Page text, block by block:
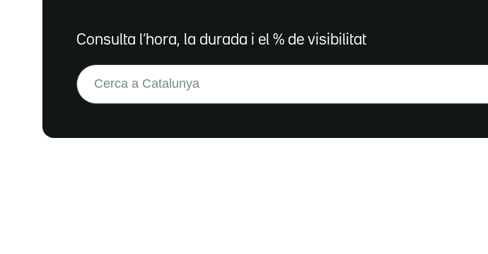
Consulta l’hora, la durada i el % de visibilitat
Buscar: